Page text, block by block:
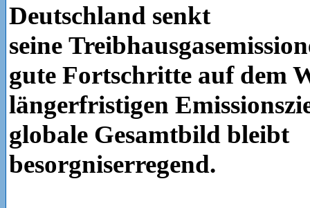
Deutschland senkt
seine
gute Fortschritte auf dem
längerfristigen
globale Gesamtbild bleibt
besorgniserregend.